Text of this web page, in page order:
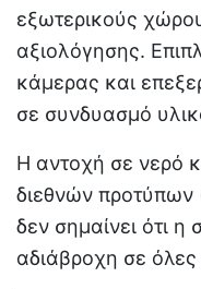
εξωτερικούς
αξιολόγησης.
κάμερας και
σε συνδυασμό
Η αντοχή σε νερό
διεθνών
δεν σημαίνει ότι
αδιάβροχη σε όλες